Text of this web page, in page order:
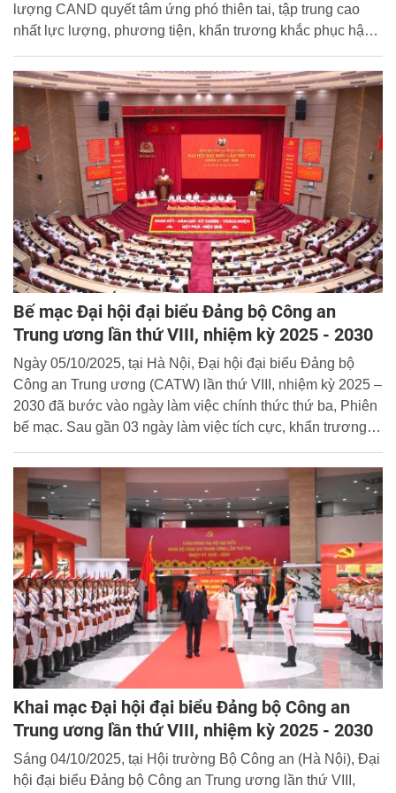
lượng CAND quyết tâm ứng phó thiên tai, tập trung cao
nhất lực lượng, phương tiện, khẩn trương khắc phục hậu
số 11, bảo đảm an toàn cao nhất cho nhân dân. Cổng
thông tin điện tử Học viện trân trọng giới thiệu toàn văn thư
của đồng chí Bộ trưởng:
Bế mạc Đại hội đại biểu Đảng bộ Công an
Trung ương lần thứ VIII, nhiệm kỳ 2025 - 2030
Ngày 05/10/2025, tại Hà Nội, Đại hội đại biểu Đảng bộ
Công an Trung ương (CATW) lần thứ VIII, nhiệm kỳ 2025 –
2030 đã bước vào ngày làm việc chính thức thứ ba, Phiên
bế mạc. Sau gần 03 ngày làm việc tích cực, khẩn trương,
nhiệm, đột phá, hiệu quả”, Đại hội đại biểu Đảng bộ CATW
lần thứ VIII đã thành công tốt đẹp.
Khai mạc Đại hội đại biểu Đảng bộ Công an
Trung ương lần thứ VIII, nhiệm kỳ 2025 - 2030
Sáng 04/10/2025, tại Hội trường Bộ Công an (Hà Nội), Đại
hội đại biểu Đảng bộ Công an Trung ương lần thứ VIII,